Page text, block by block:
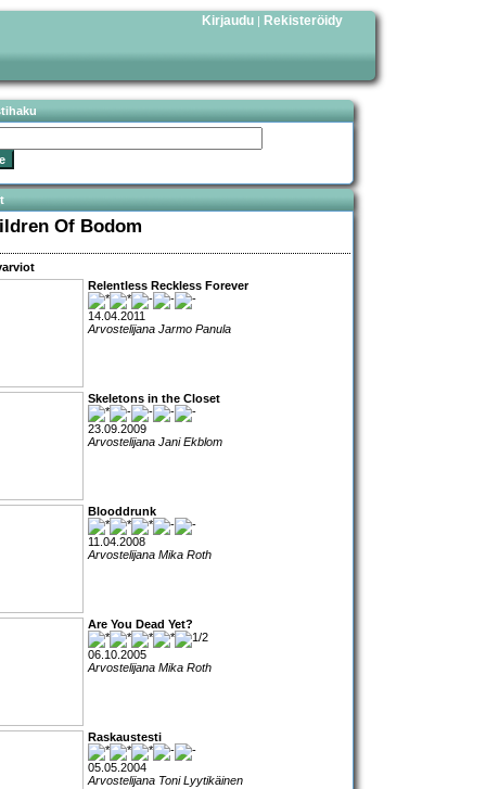
Kirjaudu | Rekisteröidy
Of Bodom
Relentless Reckless Forever
14.04.2011
Arvostelijana Jarmo Panula
Skeletons in the Closet
23.09.2009
Arvostelijana Jani Ekblom
Blooddrunk
11.04.2008
Arvostelijana Mika Roth
Are You Dead Yet?
06.10.2005
Arvostelijana Mika Roth
Raskaustesti
05.05.2004
Arvostelijana Toni Lyytikäinen